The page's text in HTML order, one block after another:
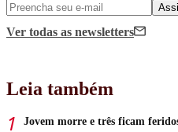
Ver todas as newsletters
Leia também
Jovem morre e três ficam